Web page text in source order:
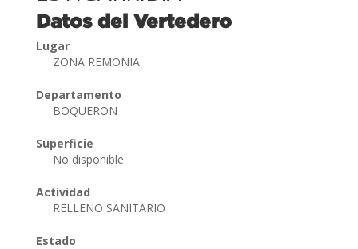
Datos del Vertedero
Lugar
ZONA REMONIA
Departamento
BOQUERON
Superficie
No disponible
Actividad
RELLENO SANITARIO
Estado